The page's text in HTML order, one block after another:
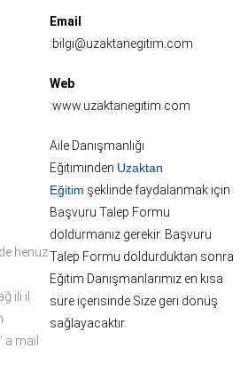
henüz
ili il
a mail
Email
:bilgi@uzaktanegitim.com
Web
:www.uzaktanegitim.com
Aile Danışmanlığı
Eğitiminden Uzaktan
Eğitim şeklinde faydalanmak için
Başvuru Talep Formu
doldurmanız gerekir. Başvuru
Talep Formu doldurduktan sonra
Eğitim Danışmanlarımız en kısa
süre içerisinde Size geri dönüş
sağlayacaktır.